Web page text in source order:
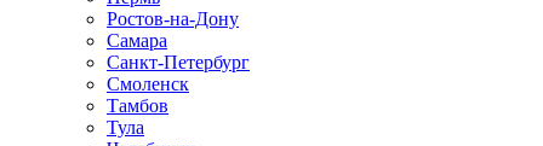
Ростов-на-Дону
Самара
Санкт-Петербург
Смоленск
Тамбов
Тула